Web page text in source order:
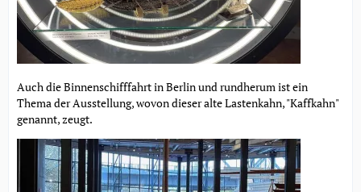
Auch die Binnenschifffahrt in Berlin und rundherum ist ein
Thema der Ausstellung, wovon dieser alte Lastenkahn, "Kaffkahn"
genannt, zeugt.